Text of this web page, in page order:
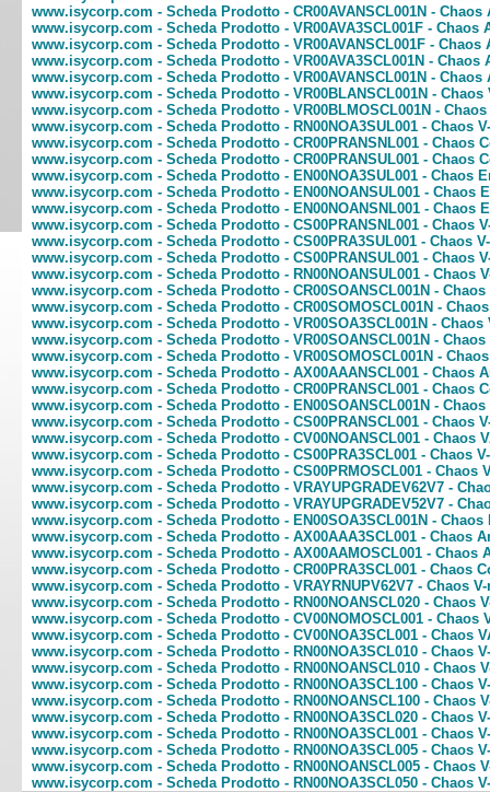
www.isycorp.com - Scheda Prodotto - CR00AVANSCL001N -
www.isycorp.com - Scheda Prodotto - VR00AVA3SCL001F -
www.isycorp.com - Scheda Prodotto - VR00AVANSCL001F -
www.isycorp.com - Scheda Prodotto - VR00AVA3SCL001N -
www.isycorp.com - Scheda Prodotto - VR00AVANSCL001N -
www.isycorp.com - Scheda Prodotto - VR00BLANSCL001N -
www.isycorp.com - Scheda Prodotto - VR00BLMOSCL001N -
www.isycorp.com - Scheda Prodotto - RN00NOA3SUL001 - Chaos
www.isycorp.com - Scheda Prodotto - CR00PRANSNL001 - Chaos
www.isycorp.com - Scheda Prodotto - CR00PRANSUL001 - Chaos
www.isycorp.com - Scheda Prodotto - EN00NOA3SUL001 - Chaos
www.isycorp.com - Scheda Prodotto - EN00NOANSUL001 - Chaos
www.isycorp.com - Scheda Prodotto - EN00NOANSNL001 - Chaos
www.isycorp.com - Scheda Prodotto - CS00PRANSNL001 - Chaos
www.isycorp.com - Scheda Prodotto - CS00PRA3SUL001 - Chaos
www.isycorp.com - Scheda Prodotto - CS00PRANSUL001 - Chaos
www.isycorp.com - Scheda Prodotto - RN00NOANSUL001 - Chaos
www.isycorp.com - Scheda Prodotto - CR00SOANSCL001N -
www.isycorp.com - Scheda Prodotto - CR00SOMOSCL001N -
www.isycorp.com - Scheda Prodotto - VR00SOA3SCL001N - Chaos
www.isycorp.com - Scheda Prodotto - VR00SOANSCL001N -
www.isycorp.com - Scheda Prodotto - VR00SOMOSCL001N -
www.isycorp.com - Scheda Prodotto - AX00AAANSCL001 - Chaos
www.isycorp.com - Scheda Prodotto - CR00PRANSCL001 - Chaos
www.isycorp.com - Scheda Prodotto - EN00SOANSCL001N -
www.isycorp.com - Scheda Prodotto - CS00PRANSCL001 - Chaos
www.isycorp.com - Scheda Prodotto - CV00NOANSCL001 - Chaos
www.isycorp.com - Scheda Prodotto - CS00PRA3SCL001 - Chaos
www.isycorp.com - Scheda Prodotto - CS00PRMOSCL001 - Chaos
www.isycorp.com - Scheda Prodotto - VRAYUPGRADEV62V7 -
www.isycorp.com - Scheda Prodotto - VRAYUPGRADEV52V7 -
www.isycorp.com - Scheda Prodotto - EN00SOA3SCL001N -
www.isycorp.com - Scheda Prodotto - AX00AAA3SCL001 - Chaos
www.isycorp.com - Scheda Prodotto - AX00AAMOSCL001 - Chaos
www.isycorp.com - Scheda Prodotto - CR00PRA3SCL001 - Chaos
www.isycorp.com - Scheda Prodotto - VRAYRNUPV62V7 - Chaos
www.isycorp.com - Scheda Prodotto - RN00NOANSCL020 - Chaos
www.isycorp.com - Scheda Prodotto - CV00NOMOSCL001 - Chaos
www.isycorp.com - Scheda Prodotto - CV00NOA3SCL001 - Chaos
www.isycorp.com - Scheda Prodotto - RN00NOA3SCL010 - Chaos
www.isycorp.com - Scheda Prodotto - RN00NOANSCL010 - Chaos
www.isycorp.com - Scheda Prodotto - RN00NOA3SCL100 - Chaos
www.isycorp.com - Scheda Prodotto - RN00NOANSCL100 - Chaos
www.isycorp.com - Scheda Prodotto - RN00NOA3SCL020 - Chaos
www.isycorp.com - Scheda Prodotto - RN00NOA3SCL001 - Chaos
www.isycorp.com - Scheda Prodotto - RN00NOA3SCL005 - Chaos
www.isycorp.com - Scheda Prodotto - RN00NOANSCL005 - Chaos
www.isycorp.com - Scheda Prodotto - RN00NOA3SCL050 - Chaos